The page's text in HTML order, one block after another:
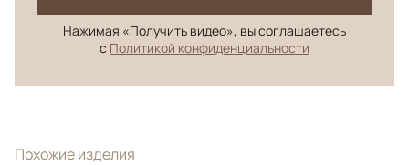
Нажимая «Получить видео», вы соглашаетесь
с Политикой конфиденциальности
Похожие изделия